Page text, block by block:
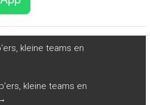
kleine teams en
kleine teams en